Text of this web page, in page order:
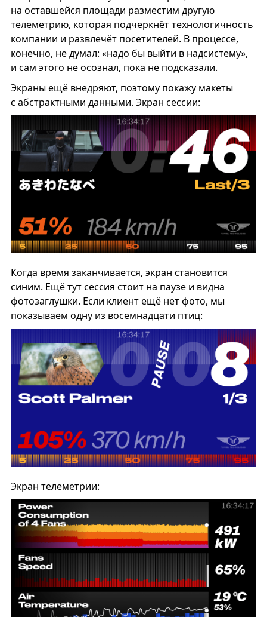
на оставшейся площади разместим другую
телеметрию, которая подчеркнёт технологичность
компании и развлечёт посетителей. В процессе,
конечно, не думал: «надо бы выйти в надсистему»,
и сам этого не осознал, пока не подсказали.
Экраны ещё внедряют, поэтому покажу макеты
с абстрактными данными. Экран сессии:
Когда время заканчивается, экран становится
синим. Ещё тут сессия стоит на паузе и видна
фотозаглушки. Если клиент ещё нет фото, мы
показываем одну из восемнадцати птиц:
Экран телеметрии: